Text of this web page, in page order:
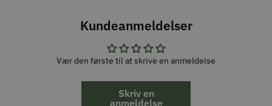
Kundeanmeldelser
Vær den første til at skrive en anmeldelse
Skriv en
anmeldelse